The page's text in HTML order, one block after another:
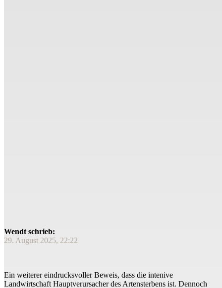
Wendt schrieb:
29. August 2025, 22:22
Ein weiterer eindrucksvoller Beweis, dass die intenive
Landwirtschaft Hauptverursacher des Artensterbens ist. Dennoch